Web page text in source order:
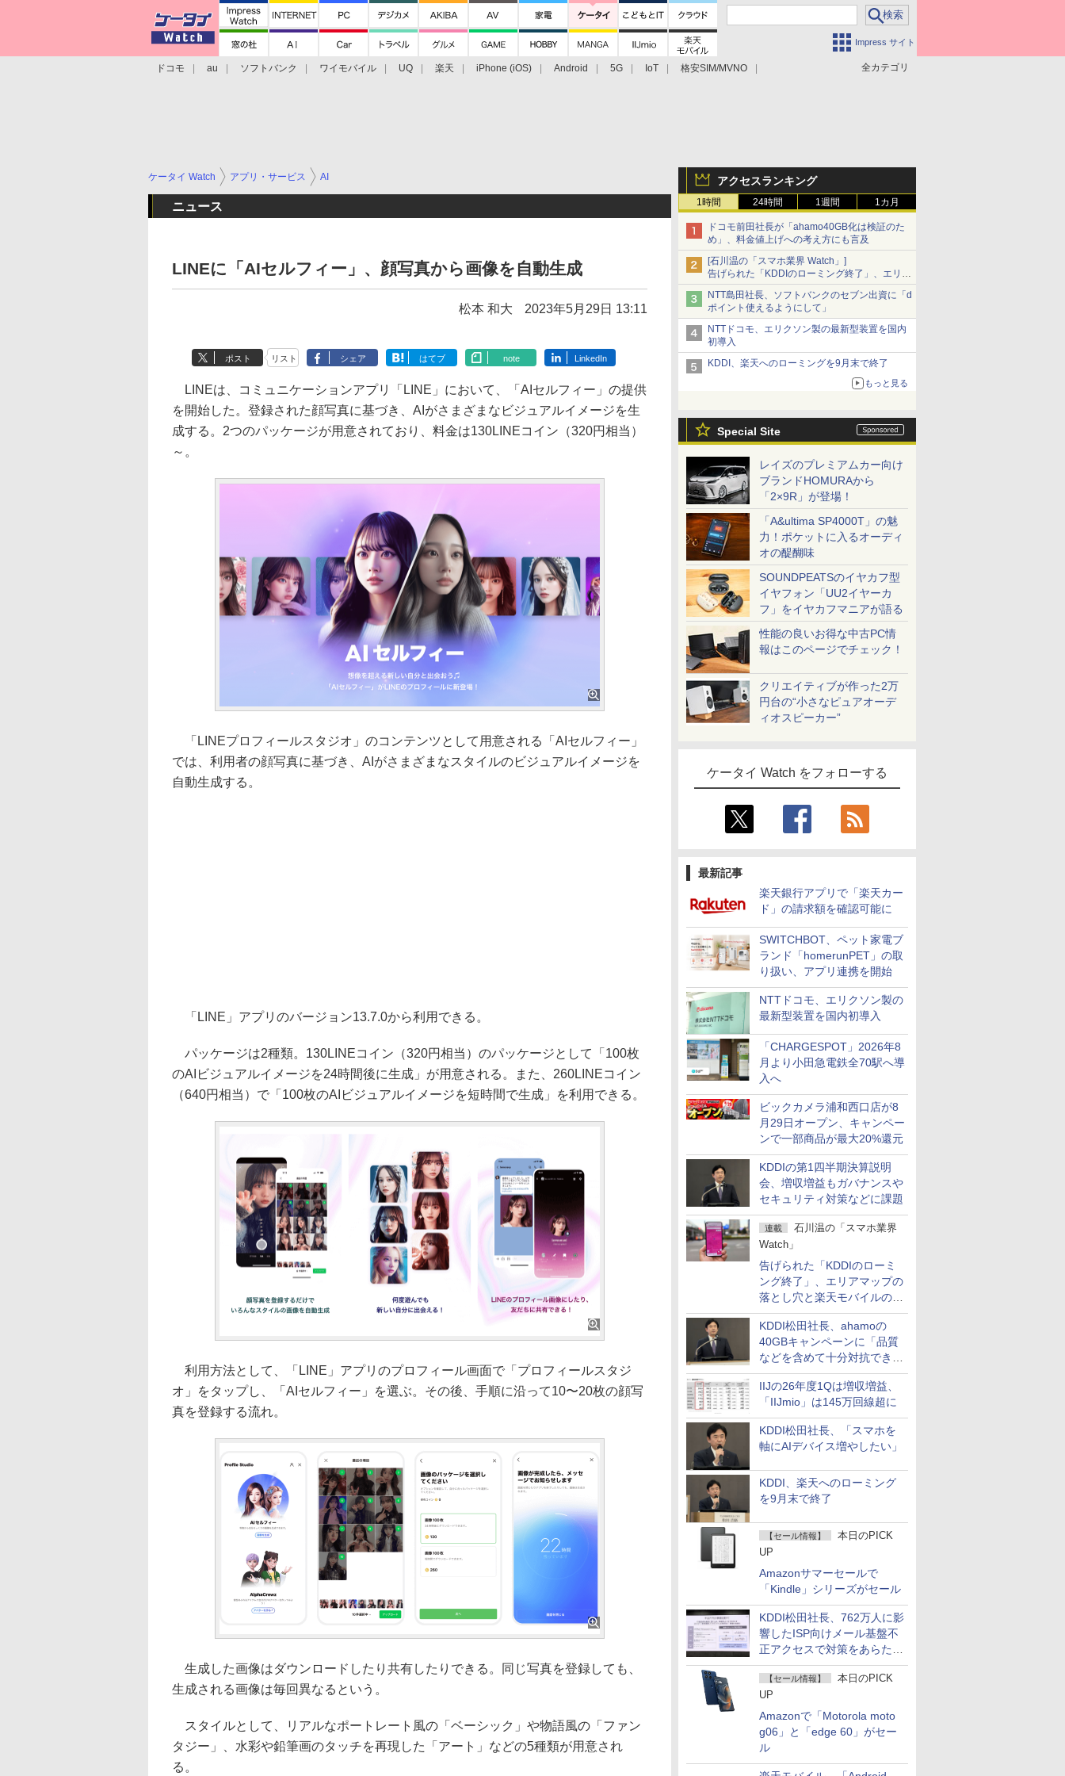
Impress サイト
全カテゴリ
ドコモ au ソフトバンク ワイモバイル UQ 楽天 iPhone (iOS) Android 5G IoT
格安SIM/MVNO
アクセスランキング
1時間 24時間 1週間 1カ月
ドコモ前田社長が「ahamo40GB化は検証のた
め」、料金値上げへの考え方にも言及
[石川温の「スマホ業界 Watch」]
告げられた「KDDIのローミング終了」、エリア
マップの落とし穴と楽天モバイルの課題
NTT島田社長、ソフトバンクのセブン出資に「d
ポイント使えるようにして」
NTTドコモ、エリクソン製の最新型装置を国内
初導入
KDDI、楽天へのローミングを9月末で終了
もっと見る
Special Site
レイズのプレミアムカー向け
ブランドHOMURAから
「2×9R」が登場！
「A&ultima SP4000T」の魅
力！ポケットに入るオーディ
オの醍醐味
SOUNDPEATSのイヤカフ型
イヤフォン「UU2イヤーカ
フ」をイヤカフマニアが語る
性能の良いお得な中古PC情
報はこのページでチェック！
クリエイティブが作った2万
円台の“小さなピュアオーデ
ィオスピーカー”
ケータイ Watch をフォローする
最新記事
楽天銀行アプリで「楽天カー
ド」の請求額を確認可能に
SWITCHBOT、ペット家電ブ
ランド「homerunPET」の取
り扱い、アプリ連携を開始
NTTドコモ、エリクソン製の
最新型装置を国内初導入
「CHARGESPOT」2026年8
月より小田急電鉄全70駅へ導
入へ
ビックカメラ浦和西口店が8
月29日オープン、キャンペー
ンで一部商品が最大20%還元
KDDIの第1四半期決算説明
会、増収増益もガバナンスや
セキュリティ対策などに課題
連載
石川温の「スマホ業界
Watch」
告げられた「KDDIのローミ
ング終了」、エリアマップの
落とし穴と楽天モバイルの課
題
KDDI松田社長、ahamoの
40GBキャンペーンに「品質
などを含めて十分対抗でき
る」
IIJの26年度1Qは増収増益、
「IIJmio」は145万回線超に
KDDI松田社長、「スマホを
軸にAIデバイス増やしたい」
KDDI、楽天へのローミング
を9月末で終了
【セール情報】
本日のPICK
UP
Amazonサマーセールで
「Kindle」シリーズがセール
KDDI松田社長、762万人に影
響したISP向けメール基盤不
正アクセスで対策をあらため
て説明
【セール情報】
本日のPICK
UP
Amazonで「Motorola moto
g06」と「edge 60」がセー
ル
ケータイ Watch アプリ・サービス AI
ニュース
LINEに「AIセルフィー」、顔写真から画像を自動生成
松本 和大 2023年5月29日 13:11
ポスト リスト シェア はてブ note LinkedIn
LINEは、コミュニケーションアプリ「LINE」において、「AIセルフィー」の提供
を開始した。登録された顔写真に基づき、AIがさまざまなビジュアルイメージを生
成する。2つのパッケージが用意されており、料金は130LINEコイン（320円相当）
～。
「LINEプロフィールスタジオ」のコンテンツとして用意される「AIセルフィー」
では、利用者の顔写真に基づき、AIがさまざまなスタイルのビジュアルイメージを
自動生成する。
「LINE」アプリのバージョン13.7.0から利用できる。
パッケージは2種類。130LINEコイン（320円相当）のパッケージとして「100枚
のAIビジュアルイメージを24時間後に生成」が用意される。また、260LINEコイン
（640円相当）で「100枚のAIビジュアルイメージを短時間で生成」を利用できる。
利用方法として、「LINE」アプリのプロフィール画面で「プロフィールスタジ
オ」をタップし、「AIセルフィー」を選ぶ。その後、手順に沿って10〜20枚の顔写
真を登録する流れ。
生成した画像はダウンロードしたり共有したりできる。同じ写真を登録しても、
生成される画像は毎回異なるという。
スタイルとして、リアルなポートレート風の「ベーシック」や物語風の「ファン
タジー」、水彩や鉛筆画のタッチを再現した「アート」などの5種類が用意され
る。